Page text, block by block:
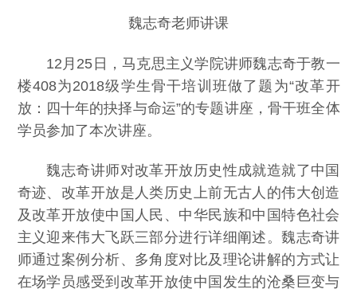
魏志奇老师讲课
12月25日，马克思主义学院讲师魏志奇于教一
楼408为2018级学生骨干培训班做了题为“改革开
放：四十年的抉择与命运”的专题讲座 ，骨干班全体
学员参加了本次讲座。
魏志奇讲师对改革开放历史性成就造就了中国
奇迹、改革开放是人类历史上前无古人的伟大创造
及改革开放使中国人民、中华民族和中国特色社会
主义迎来伟大飞跃三部分进行详细阐述。魏志奇讲
师通过案例分析、多角度对比及理论讲解的方式让
在场学员感受到改革开放使中国发生的沧桑巨变与